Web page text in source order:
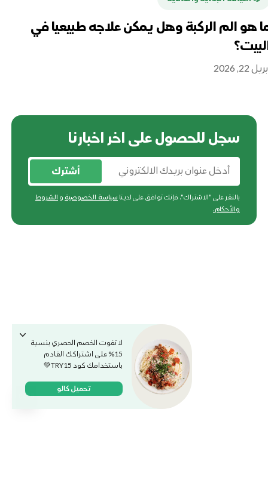
هو الم الركبة وهل يمكن علاجه طبيعيا في
22, 2026
سجل للحصول على اخر اخبارنا
أشترك
بالنقر على "الاشتراك"، فإنك توافق على لدينا سياسة الخصوصية و الشروط
والأحكام.
لا تفوت الخصم الحصري بنسبة
15% على اشتراكك القادم
باستخدامك كود TRY15💚
تحميل كالو